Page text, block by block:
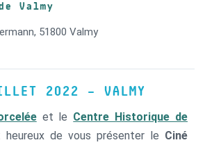
Valmy
51800 Valmy
2022 – VALMY
et le Centre Historique de
heureux de vous présenter le Ciné